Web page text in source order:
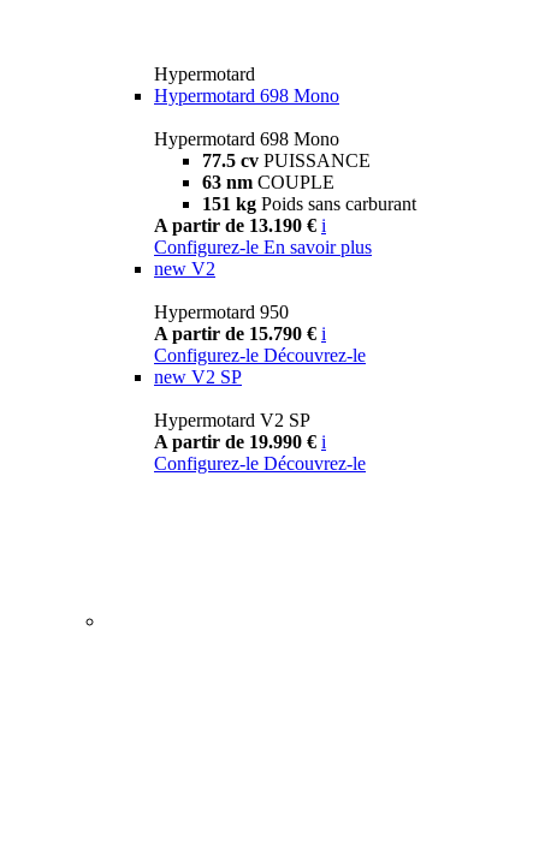
Hypermotard
Hypermotard 698 Mono
Hypermotard 698 Mono
77.5 cv PUISSANCE
63 nm COUPLE
151 kg Poids sans carburant
A partir de 13.190 € i
Configurez-le En savoir plus
new V2
Hypermotard 950
A partir de 15.790 € i
Configurez-le Découvrez-le
new V2 SP
Hypermotard V2 SP
A partir de 19.990 € i
Configurez-le Découvrez-le